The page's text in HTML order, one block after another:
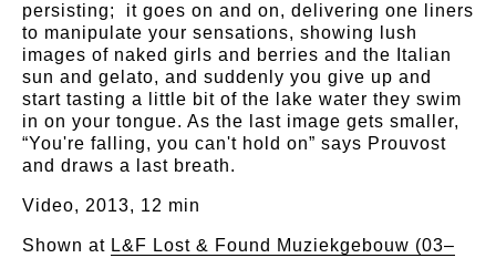
persisting; it goes on and on, delivering one liners
to manipulate your sensations, showing lush
images of naked girls and berries and the Italian
sun and gelato, and suddenly you give up and
start tasting a little bit of the lake water they swim
in on your tongue. As the last image gets smaller,
“You're falling, you can't hold on” says Prouvost
and draws a last breath.
Video, 2013, 12 min
Shown at L&F Lost & Found Muziekgebouw (03–